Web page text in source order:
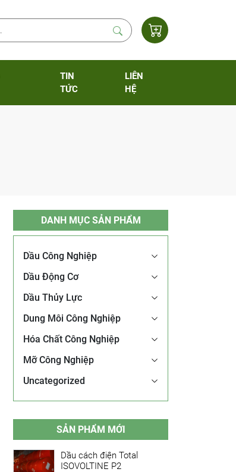
TIN
TỨC
LIÊN
HỆ
DANH MỤC SẢN PHẨM
Dầu Công Nghiệp
Dầu Động Cơ
Dầu Thủy Lực
Dung Môi Công Nghiệp
Hóa Chất Công Nghiệp
Mỡ Công Nghiệp
Uncategorized
SẢN PHẨM MỚI
Dầu cách điện Total
ISOVOLTINE P2